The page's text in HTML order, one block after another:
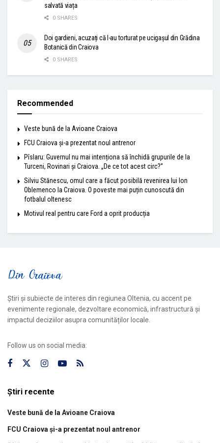
salvată viața
0 SHARES
Doi gardieni, acuzați că l-au torturat pe ucigașul din Grădina
Botanică din Craiova
0 SHARES
Recommended
Veste bună de la Avioane Craiova
FCU Craiova și-a prezentat noul antrenor
Pîslaru: Guvernul nu mai intenționa să închidă grupurile de la
Turceni, Rovinari și Craiova. „De ce tot acest circ?”
Silviu Stănescu, omul care a făcut posibilă revenirea lui Ion
Oblemenco la Craiova. O poveste mai puțin cunoscută din
fotbalul oltenesc
Motivul real pentru care Ford a oprit producția
Știri și subiecte de interes din regiunea Oltenia, cu accent pe
evenimente regionale, dezvoltare economică, infrastructură și
impactul deciziilor asupra comunităților locale.
Follow us on social media:
Știri recente
Veste bună de la Avioane Craiova
FCU Craiova și-a prezentat noul antrenor